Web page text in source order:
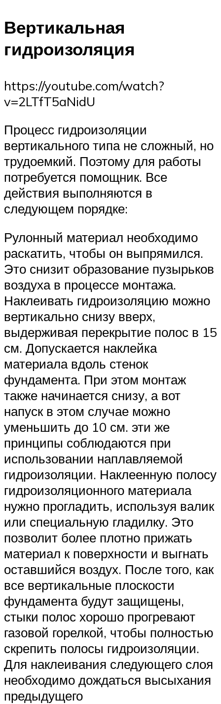
Вертикальная
гидроизоляция
https://youtube.com/watch?
v=2LTfT5aNidU
Процесс гидроизоляции
вертикального типа не сложный, но
трудоемкий. Поэтому для работы
потребуется помощник. Все
действия выполняются в
следующем порядке:
Рулонный материал необходимо
раскатить, чтобы он выпрямился.
Это снизит образование пузырьков
воздуха в процессе монтажа.
Наклеивать гидроизоляцию можно
вертикально снизу вверх,
выдерживая перекрытие полос в 15
см. Допускается наклейка
материала вдоль стенок
фундамента. При этом монтаж
также начинается снизу, а вот
напуск в этом случае можно
уменьшить до 10 см. эти же
принципы соблюдаются при
использовании наплавляемой
гидроизоляции. Наклеенную полосу
гидроизоляционного материала
нужно прогладить, используя валик
или специальную гладилку. Это
позволит более плотно прижать
материал к поверхности и выгнать
оставшийся воздух. После того, как
все вертикальные плоскости
фундамента будут защищены,
стыки полос хорошо прогревают
газовой горелкой, чтобы полностью
скрепить полосы гидроизоляции.
Для наклеивания следующего слоя
необходимо дождаться высыхания
предыдущего